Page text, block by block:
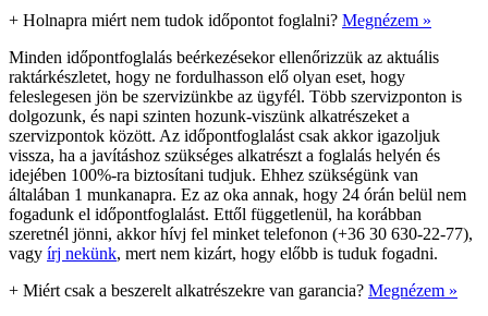
+ Holnapra miért nem tudok időpontot foglalni? Megnézem »
Minden időpontfoglalás beérkezésekor ellenőrizzük az aktuális
raktárkészletet, hogy ne fordulhasson elő olyan eset, hogy
feleslegesen jön be szervizünkbe az ügyfél. Több szervizponton is
dolgozunk, és napi szinten hozunk-viszünk alkatrészeket a
szervizpontok között. Az időpontfoglalást csak akkor igazoljuk
vissza, ha a javításhoz szükséges alkatrészt a foglalás helyén és
idejében 100%-ra biztosítani tudjuk. Ehhez szükségünk van
általában 1 munkanapra. Ez az oka annak, hogy 24 órán belül nem
fogadunk el időpontfoglalást. Ettől függetlenül, ha korábban
szeretnél jönni, akkor hívj fel minket telefonon (+36 30 630-22-77),
vagy írj nekünk, mert nem kizárt, hogy előbb is tuduk fogadni.
+ Miért csak a beszerelt alkatrészekre van garancia? Megnézem »